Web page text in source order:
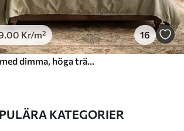
.00 Kr/m² 16
KATEGORIER